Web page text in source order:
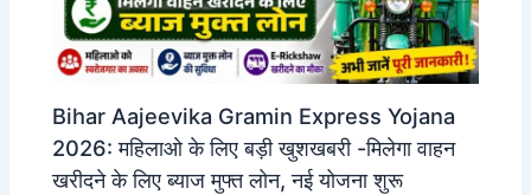
Bihar Aajeevika Gramin Express Yojana
2026: महिलाओ के लिए बड़ी खुशखबरी -मिलेगा वाहन
खरीदने के लिए ब्याज मुफ्त लोन, नई योजना शुरू